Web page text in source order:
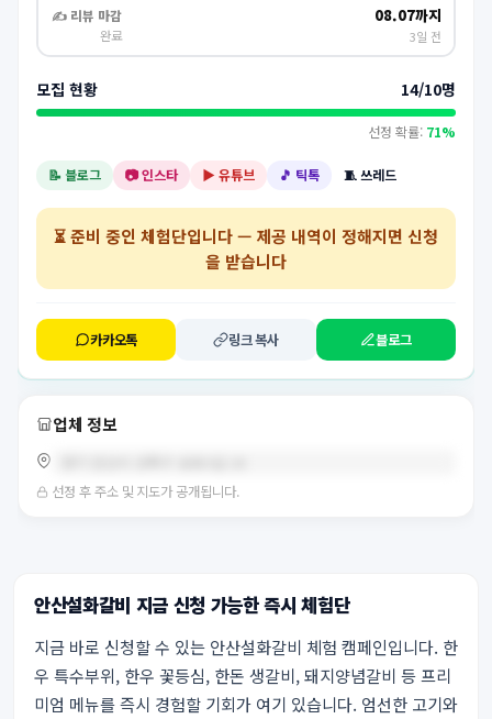
✍️ 리뷰 마감
완료
08.07까지
3일 전
모집 현황 14/10명
선정 확률: 71%
📝 블로그 📷 인스타 ▶️ 유튜브 🎵 틱톡 🧵 쓰레드
⏳준비 중인 체험단입니다 — 제공 내역이 정해지면 신청
을 받습니다
카카오톡 링크 복사 블로그
업체 정보
선정 후 주소 및 지도가 공개됩니다.
안산설화갈비 지금 신청 가능한 즉시 체험단
지금 바로 신청할 수 있는 안산설화갈비 체험 캠페인입니다. 한
우 특수부위, 한우 꽃등심, 한돈 생갈비, 돼지양념갈비 등 프리
미엄 메뉴를 즉시 경험할 기회가 여기 있습니다. 엄선한 고기와